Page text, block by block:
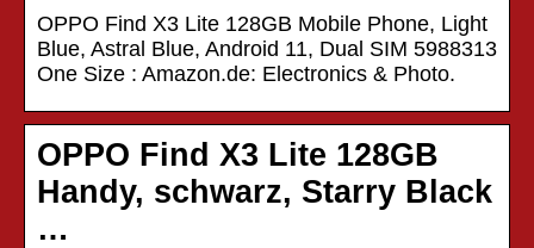
OPPO Find X3 Lite 128GB Mobile Phone, Light
Blue, Astral Blue, Android 11, Dual SIM 5988313
One Size : Amazon.de: Electronics & Photo.
OPPO Find X3 Lite 128GB
Handy, schwarz, Starry Black
…